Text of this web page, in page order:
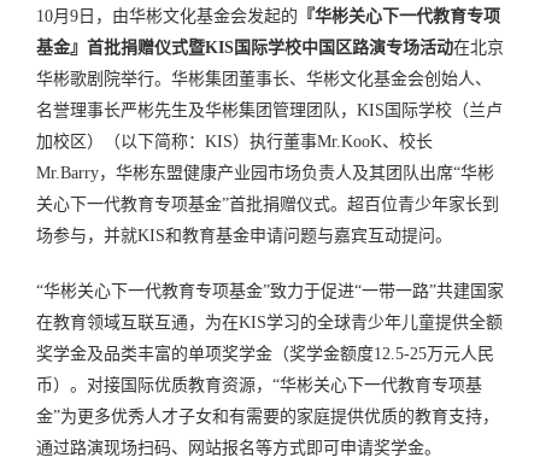
10月9日，由华彬文化基金会发起的 『华彬关心下一代教育专项
基金』首批捐赠仪式暨KIS国际学校中国区路演专场活动在北京
华彬歌剧院举行。华彬集团董事长、华彬文化基金会创始人、
名誉理事长严彬先生及华彬集团管理团队，KIS国际学校（兰卢
加校区）（以下简称：KIS）执行董事Mr.KooK、校长
Mr.Barry，华彬东盟健康产业园市场负责人及其团队出席“华彬
关心下一代教育专项基金”首批捐赠仪式。超百位青少年家长到
场参与，并就KIS和教育基金申请问题与嘉宾互动提问。
“华彬关心下一代教育专项基金”致力于促进“一带一路”共建国家
在教育领域互联互通，为在KIS学习的全球青少年儿童提供全额
奖学金及品类丰富的单项奖学金（奖学金额度12.5-25万元人民
币）。对接国际优质教育资源，“华彬关心下一代教育专项基
金”为更多优秀人才子女和有需要的家庭提供优质的教育支持，
通过路演现场扫码、网站报名等方式即可申请奖学金。